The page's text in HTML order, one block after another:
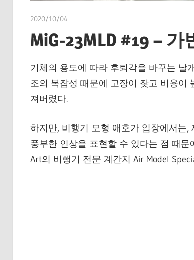
2020/10/04
MiG-23MLD #19 –
기체의 용도에 따라 후퇴각을 바꾸는 날
조의 복잡성 때문에 고장이 잦고 비용이
져버렸다.
하지만, 비행기 모형 애호가 입장에서는
풍부한 인상을 표현할 수 있다는 점 때
Art의 비행기 전문 계간지 Air Model